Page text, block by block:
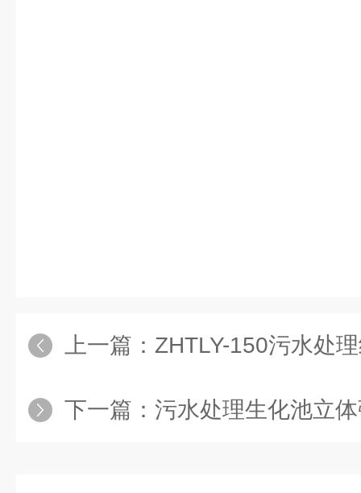
上一篇： ZHTLY-150污水处
下一篇： 污水处理生化池立